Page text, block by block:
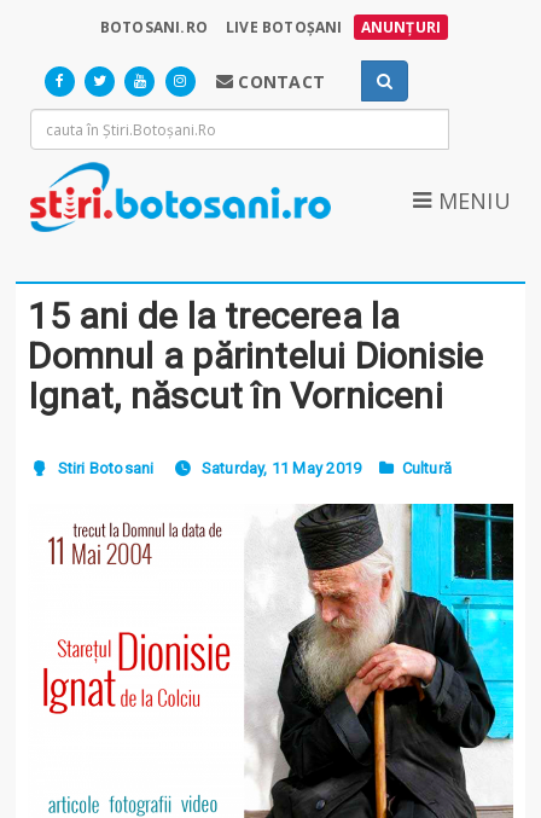
BOTOSANI.RO LIVE BOTOȘANI ANUNȚURI
CONTACT
MENIU
15 ani de la trecerea la
Domnul a părintelui Dionisie
Ignat, născut în Vorniceni
Stiri Botosani Saturday, 11 May 2019 Cultură